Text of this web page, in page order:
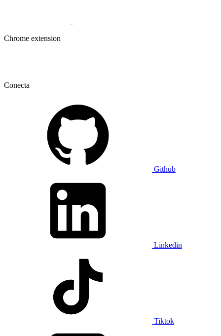
Chrome extension
Conecta
Github
Linkedin
Tiktok